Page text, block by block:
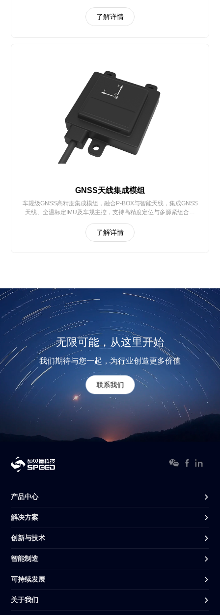
易集成特性，全面适配测绘、船舶、精准农业、自动驾驶、无人机等
多领域高精度定位需求
了解详情
GNSS天线集成模组
车规级GNSS高精度集成模组，融合P-BOX与智能天线，集成GNSS
天线、全温标定IMU及车规主控，支持高精度定位与多源紧组合导
等领域
了解详情
无限可能，从这里开始
我们期待与您一起，为行业创造更多价值
联系我们
产品中心
解决方案
创新与技术
智能制造
可持续发展
关于我们